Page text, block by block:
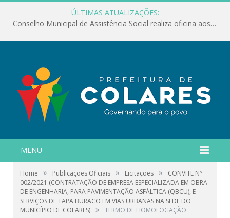
ÚLTIMAS ATUALIZAÇÕES:
Conselho Municipal de Assistência Social realiza oficina aos servidores
MENU
Home » Publicações Oficiais » Licitações »
CONVITE Nº
002/2021 (CONTRATAÇÃO DE EMPRESA ESPECIALIZADA EM OBRA
DE ENGENHARIA, PARA PAVIMENTAÇÃO ASFÁLTICA (QBCU), E
SERVIÇOS DE TAPA BURACO EM VIAS URBANAS NA SEDE DO
MUNICÍPIO DE COLARES) » TERMO DE HOMOLOGAÇÃO